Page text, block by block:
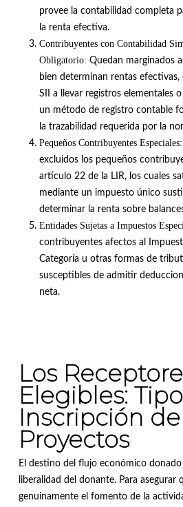
provee la contabilidad completa
la renta efectiva.
Contribuyentes con Contabilidad
Obligatorio: Quedan marginados
bien determinan rentas efectivas,
SII a llevar registros elementales
un método de registro contable
la trazabilidad requerida por la
Pequeños Contribuyentes Especiales:
excluidos los pequeños
artículo 22 de la LIR, los cuales
mediante un impuesto único
determinar la renta sobre
Entidades Sujetas a Impuestos
contribuyentes afectos al
Categoría u otras formas de
susceptibles de admitir
neta.
Los
Elegibles:
Inscripción de
Proyectos
El destino del flujo económico
liberalidad del donante. Para asegurar
genuinamente el fomento de la